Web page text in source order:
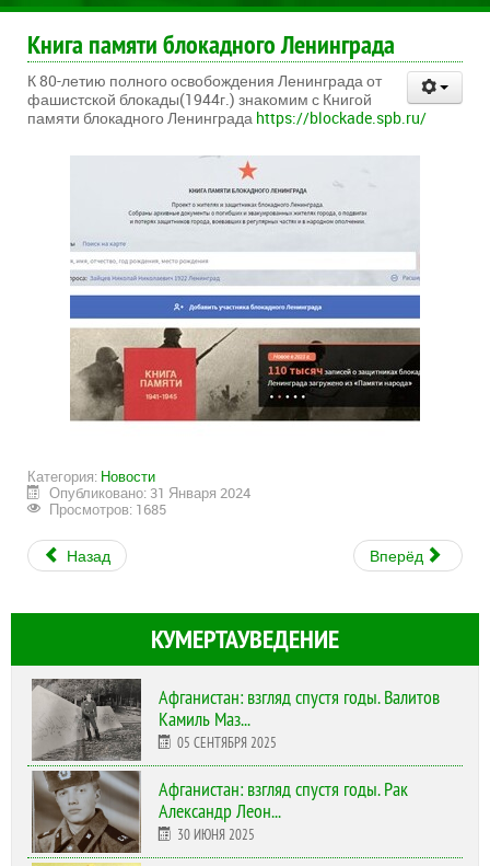
Книга памяти блокадного Ленинграда
К 80-летию полного освобождения Ленинграда от
фашистской блокады(1944г.) знакомим с Книгой
памяти блокадного Ленинграда https://blockade.spb.ru/
Категория: Новости
Опубликовано: 31 Января 2024
Просмотров: 1685
Назад Вперёд
КУМЕРТАУВЕДЕНИЕ
Афганистан: взгляд спустя годы. Валитов
Камиль Маз...
05 СЕНТЯБРЯ 2025
Афганистан: взгляд спустя годы. Рак
Александр Леон...
30 ИЮНЯ 2025